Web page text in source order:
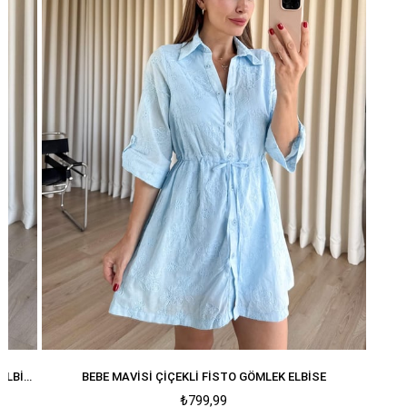
ELBISE BEYAZ ÇIÇEKLI FISTO GÖMLEK ELBISE